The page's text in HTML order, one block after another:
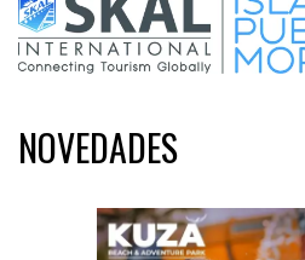
NOVEDADES